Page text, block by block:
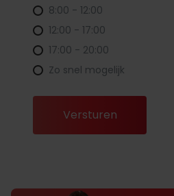
8:00 - 12:00
12:00 - 17:00
17:00 - 20:00
Zo snel mogelijk